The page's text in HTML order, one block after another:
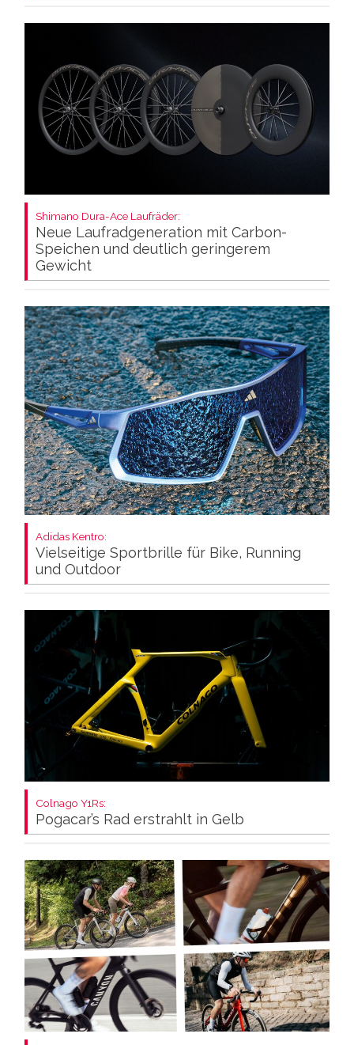
Shimano Dura-Ace Laufräder:
Neue Laufradgeneration mit Carbon-
Speichen und deutlich geringerem
Gewicht
Adidas Kentro:
Vielseitige Sportbrille für Bike, Running
und Outdoor
Colnago Y1Rs:
Pogacar’s Rad erstrahlt in Gelb